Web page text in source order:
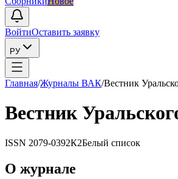
ВойтиОставить заявку
РУ
Главная/Журналы ВАК/Вестник
Вестник
ISSN 2079-0392К2Белый список
О журнале